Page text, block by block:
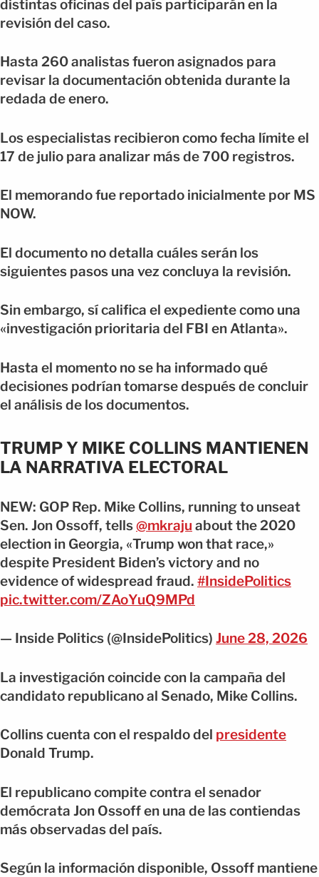
distintas oficinas del país participarán en la
revisión del caso.
Hasta 260 analistas fueron asignados para
revisar la documentación obtenida durante la
redada de enero.
Los especialistas recibieron como fecha límite el
17 de julio para analizar más de 700 registros.
El memorando fue reportado inicialmente por MS
NOW.
El documento no detalla cuáles serán los
siguientes pasos una vez concluya la revisión.
Sin embargo, sí califica el expediente como una
«investigación prioritaria del FBI en Atlanta».
Hasta el momento no se ha informado qué
decisiones podrían tomarse después de concluir
el análisis de los documentos.
TRUMP Y MIKE COLLINS MANTIENEN
LA NARRATIVA ELECTORAL
NEW: GOP Rep. Mike Collins, running to unseat
Sen. Jon Ossoff, tells@mkraju about the 2020
election in Georgia, «Trump won that race,»
despite President Biden’s victory and no
evidence of widespread fraud. #InsidePolitics
pic.twitter.com/ZAoYuQ9MPd
— Inside Politics (@InsidePolitics) June 28, 2026
La investigación coincide con la campaña del
candidato republicano al Senado, Mike Collins.
Collins cuenta con el respaldo del presidente
Donald Trump.
El republicano compite contra el senador
demócrata Jon Ossoff en una de las contiendas
más observadas del país.
Según la información disponible, Ossoff mantiene